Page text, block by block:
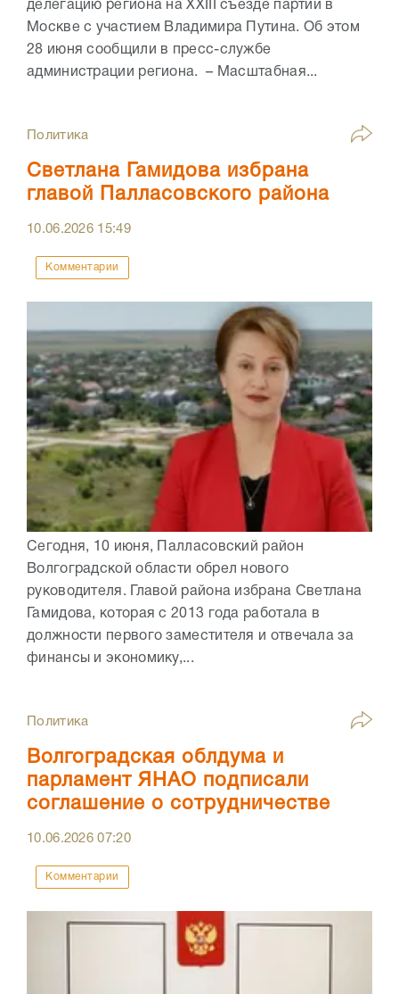
делегацию региона на XXIII съезде партии в
Москве с участием Владимира Путина. Об этом
28 июня сообщили в пресс-службе
администрации региона. – Масштабная...
Политика
Светлана Гамидова избрана
главой Палласовского района
10.06.2026 15:49
Комментарии
Сегодня, 10 июня, Палласовский район
Волгоградской области обрел нового
руководителя. Главой района избрана Светлана
Гамидова, которая с 2013 года работала в
должности первого заместителя и отвечала за
финансы и экономику,...
Политика
Волгоградская облдума и
парламент ЯНАО подписали
соглашение о сотрудничестве
10.06.202607:20
Комментарии